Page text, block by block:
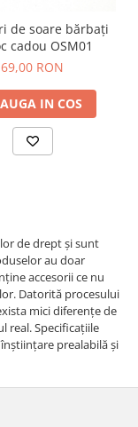
de soare bărbați
cadou OSM01
69,00 RON
IN COS
de drept şi sunt
au doar
accesorii ce nu
Datorită procesului
mici diferențe de
real. Specificaţiile
prealabilă şi